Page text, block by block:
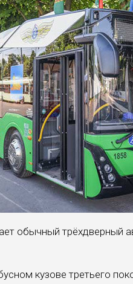
обычный трёхдверный
кузове третьего